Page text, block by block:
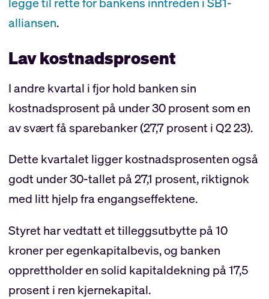
alliansen.
Lav kostnadsprosent
I andre kvartal i fjor hold banken sin
kostnadsprosent på under 30 prosent som en
av svært få sparebanker (27,7 prosent i Q2 23).
Dette kvartalet ligger kostnadsprosenten også
godt under 30-tallet på 27,1 prosent, riktignok
med litt hjelp fra engangseffektene.
Styret har vedtatt et tilleggsutbytte på 10
kroner per egenkapitalbevis, og banken
opprettholder en solid kapitaldekning på 17,5
prosent i ren kjernekapital.